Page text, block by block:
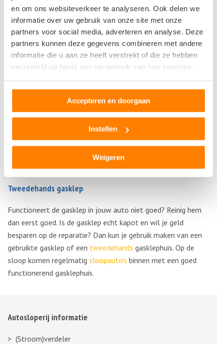
en om ons websiteverkeer te analyseren. Ook delen we
informatie over uw gebruik van onze site met onze
partners voor social media, adverteren en analyse. Deze
partners kunnen deze gegevens combineren met andere
informatie die u aan ze heeft verstrekt of die ze hebben
verzameld op basis van uw gebruik van hun services.
Accepteren en doorgaan
Instellen
Weigeren
Tweedehands gasklep
Functioneert de gasklep in jouw auto niet goed? Reinig hem
dan eerst goed. Is de gasklep echt kapot en wil je geld
besparen op de reparatie? Dan kun je gebruik maken van een
gebruikte gasklep of een tweedehands gasklephuis. Op de
sloop komen regelmatig sloopauto’s binnen met een goed
functionerend gasklephuis.
Autosloperij informatie
(Stroom)verdeler